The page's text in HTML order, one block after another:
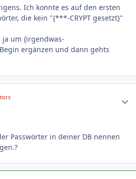
Ich konnte es auf den ersten
die kein "{***-CRYPT gesetzt}"
um {irgendwas-
ergänzen und dann gehts
Passwörter in deiner DB nennen